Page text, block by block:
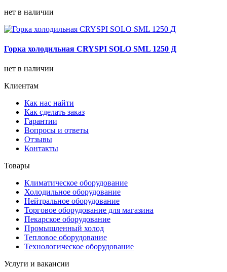
нет в наличии
Горка холодильная CRYSPI SOLO SML 1250 Д
нет в наличии
Клиентам
Как нас найти
Как сделать заказ
Гарантии
Вопросы и ответы
Отзывы
Контакты
Товары
Климатическое оборудование
Холодильное оборудование
Нейтральное оборудование
Торговое оборудование для магазина
Пекарское оборудование
Промышленный холод
Тепловое оборудование
Технологическое оборудование
Услуги и вакансии